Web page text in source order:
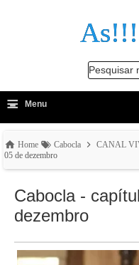
Pesquisar
-
≡ Menu
Home Cabocla CANAL
05 de dezembro
Cabocla -
dezembro